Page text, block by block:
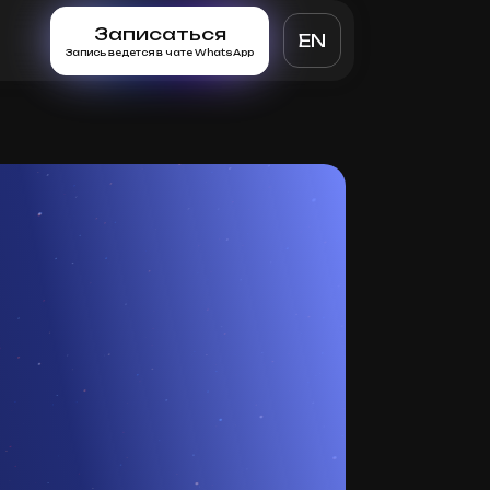
Записаться
Запись ведется в чате WhatsApp
EN